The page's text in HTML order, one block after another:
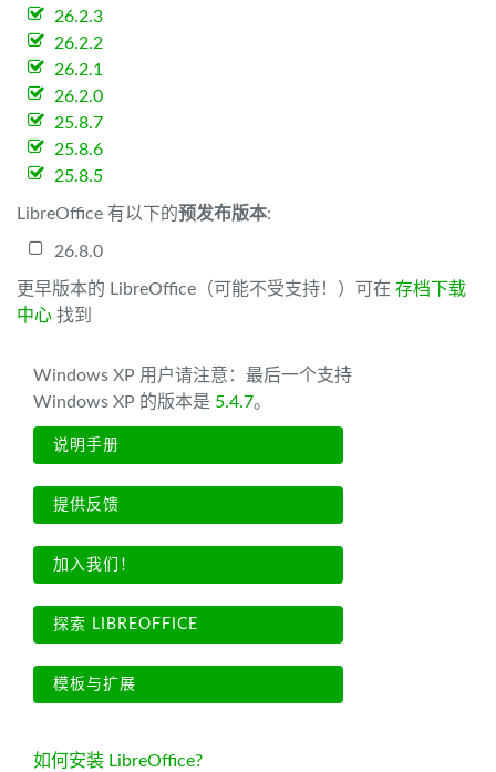
26.2.3
26.2.2
26.2.1
26.2.0
25.8.7
25.8.6
25.8.5
LibreOffice 有以下的预发布版本:
26.8.0
更早版本的 LibreOffice（可能不受支持！）可在 存档下载
中心 找到
Windows XP 用户请注意：最后一个支持
Windows XP 的版本是 5.4.7。
说明手册
提供反馈
加入我们！
探索 LIBREOFFICE
模板与扩展
如何安装 LibreOffice?